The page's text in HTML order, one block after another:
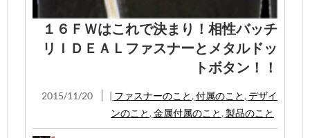
１６ＦＷはこれで決まり！相性バッチ
リＩＤＥＡＬファスナーとメタルドッ
トボタン！！
2015/11/20 ファスナーのこと,付属のこと,デザイ
ンのこと,金属付属のこと,製品のこと